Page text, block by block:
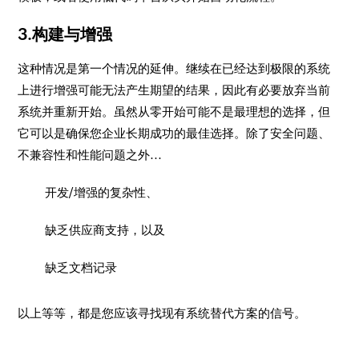
3.构建与增强
这种情况是第一个情况的延伸。继续在已经达到极限的系统
上进行增强可能无法产生期望的结果，因此有必要放弃当前
系统并重新开始。虽然从零开始可能不是最理想的选择，但
它可以是确保您企业长期成功的最佳选择。除了安全问题、
不兼容性和性能问题之外...
开发/增强的复杂性、
缺乏供应商支持，以及
缺乏文档记录
以上等等，都是您应该寻找现有系统替代方案的信号。